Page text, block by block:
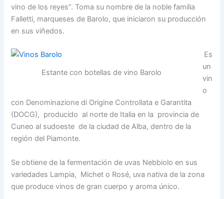
vino de los reyes”. Toma su nombre de la noble familia
Falletti, marqueses de Barolo, que iniciaron su producción
en sus viñedos.
Estante con botellas de vino Barolo
Es
un
vin
o
con Denominazione di Origine Controllata e Garantita
(DOCG), producido al norte de Italia en la provincia de
Cuneo al sudoeste de la ciudad de Alba, dentro de la
región del Piamonte.
Se obtiene de la fermentación de uvas Nebbiolo en sus
variedades Lampia, Michet o Rosé, uva nativa de la zona
que produce vinos de gran cuerpo y aroma único.